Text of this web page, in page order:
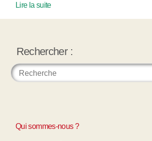
Lire la suite
Rechercher :
Qui sommes-nous ?